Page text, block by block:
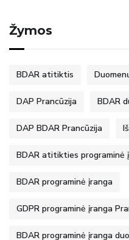
Žymos
BDAR atitiktis
DAP Prancūzija BDAR
DAP BDAR Prancūzija
BDAR atitikties programinė
BDAR programinė įranga
GDPR programinė įranga
BDAR programinė įranga